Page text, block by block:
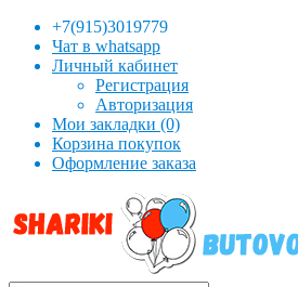
+7(915)3019779
Чат в whatsapp
Личный кабинет
Регистрация
Авторизация
Мои закладки (0)
Корзина покупок
Оформление заказа